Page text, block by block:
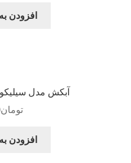
افزودن
آبکش مدل
تومان
افزودن